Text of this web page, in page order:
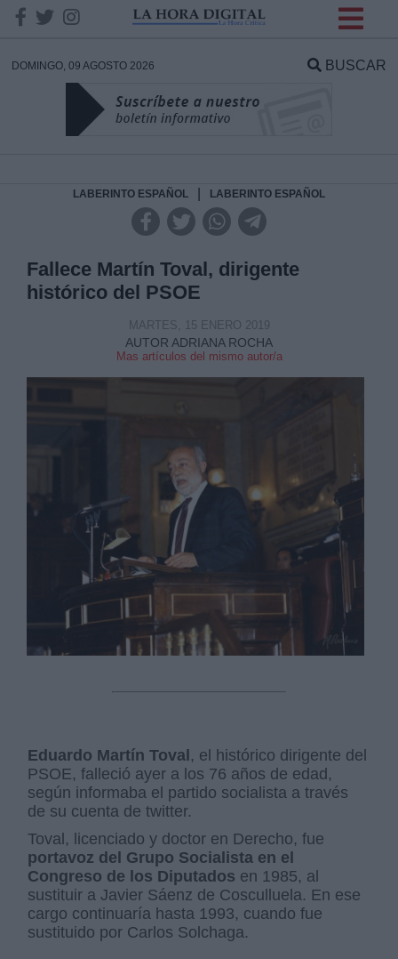
DOMINGO, 09 AGOSTO 2026 BUSCAR
LABERINTO ESPAÑOL LABERINTO ESPAÑOL
Fallece Martín Toval, dirigente
histórico del PSOE
AUTOR ADRIANA ROCHA
Mas artículos del mismo autor/a
MARTES, 15 ENERO 2019
Eduardo Martín Toval, el histórico dirigente del
PSOE, falleció ayer a los 76 años de edad,
según informaba el partido socialista a través
de su cuenta de twitter.
Toval, licenciado y doctor en Derecho, fue
portavoz del Grupo Socialista en el
Congreso de los Diputados en 1985, al
sustituir a Javier Sáenz de Cosculluela. En ese
cargo continuaría hasta 1993, cuando fue
sustituido por Carlos Solchaga.
DATOS
Responsable:
Destinatarios:
Derechos:
link
link